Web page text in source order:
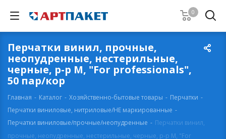
0
Перчатки винил, прочные,
неопудренные, нестерильные,
черные, р-р М, "For professionals",
50 пар/кор
Главная - Каталог - Хозяйственно-бытовые товары - Перчатки -
Перчатки виниловые, нитриловые/НЕ маркированные -
Перчатки виниловые/прочные/неопудренные - Перчатки винил,
прочные, неопудренные, нестерильные, черные, р-р М, "For